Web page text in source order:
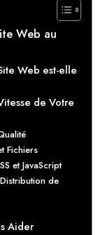
Web au
Web est-elle
de Votre
Fichiers
et JavaScript
de
Aider